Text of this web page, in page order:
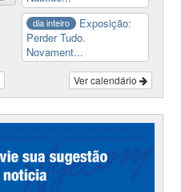
dia inteiro
Exposição:
Perder Tudo.
Novament...
Ver calendário